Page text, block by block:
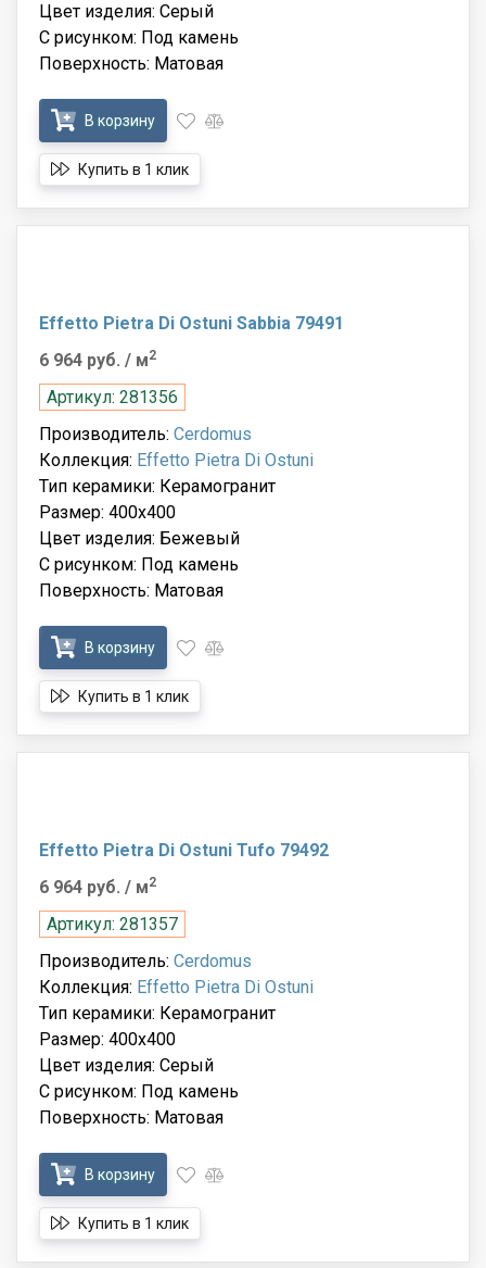
Цвет изделия: Серый
С рисунком: Под камень
Поверхность: Матовая
В корзину
Купить в 1 клик
Effetto Pietra Di Ostuni Sabbia 79491
6 964 руб. / м2
Артикул: 281356
Производитель: Cerdomus
Коллекция: Effetto Pietra Di Ostuni
Тип керамики: Керамогранит
Размер: 400x400
Цвет изделия: Бежевый
С рисунком: Под камень
Поверхность: Матовая
В корзину
Купить в 1 клик
Effetto Pietra Di Ostuni Tufo 79492
6 964 руб. / м2
Артикул: 281357
Производитель: Cerdomus
Коллекция: Effetto Pietra Di Ostuni
Тип керамики: Керамогранит
Размер: 400x400
Цвет изделия: Серый
С рисунком: Под камень
Поверхность: Матовая
В корзину
Купить в 1 клик